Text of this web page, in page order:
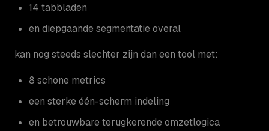
14 tabbladen
en diepgaande segmentatie overal
kan nog steeds slechter zijn dan een tool met:
8 schone metrics
een sterke één-scherm indeling
en betrouwbare terugkerende omzetlogica